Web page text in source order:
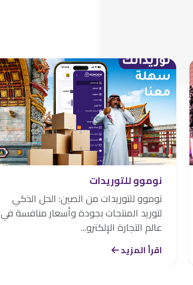
نوموو للتوريدات
نوموو للتوريدات من الصين: الحل الذكي
لتوريد المنتجات بجودة وأسعار منافسة في
عالم التجارة الإلكترو...
اقرأ المزيد